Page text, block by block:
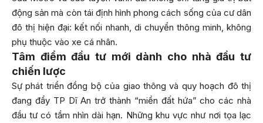
động sản mà còn tái định hình phong cách sống của cư dân
đô thị hiện đại: kết nối nhanh, di chuyển thông minh, không
phụ thuộc vào xe cá nhân.
Tâm điểm đầu tư mới dành cho nhà đầu tư
chiến lược
Sự phát triển đồng bộ của giao thông và quy hoạch đô thị
đang đẩy TP Dĩ An trở thành “miền đất hứa” cho các nhà
đầu tư có tầm nhìn dài hạn. Những khu vực như nơi tọa lạc